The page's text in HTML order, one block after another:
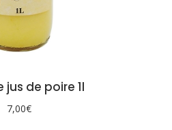
jus de poire 1l
7,00€